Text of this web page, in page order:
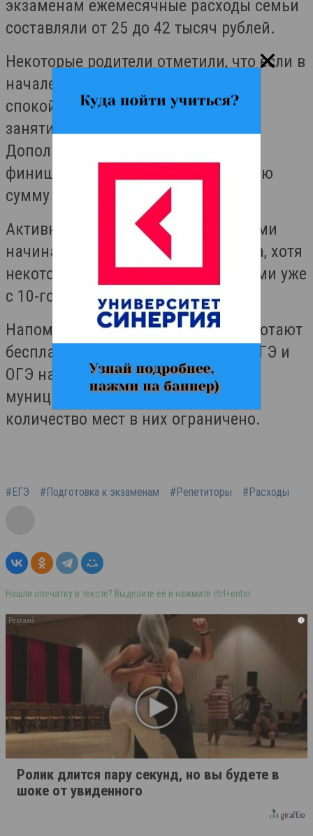
экзаменам ежемесячные расходы семьи
составляли от 25 до 42 тысяч рублей.
Некоторые родители отметили, что если в
начале учебного года темп был
спокойным, то к весне количество
занятий резко возросло.
Дополнительные интенсивы на
финишной прямой увеличили общую
сумму до 225–400 тысяч рублей.
Активная подготовка с репетиторами
начиналась в основном с 11 класса, хотя
некоторые пользовались их услугами уже
с 10-го.
Напомним, в республике также работают
бесплатные центры подготовки к ЕГЭ и
ОГЭ на базе школ Владикавказа и
муниципальных центров, однако
количество мест в них ограничено.
#ЕГЭ #Подготовка к экзаменам #Репетиторы #Расходы
Нашли опечатку в тексте? Выделите её и нажмите ctrl+enter
i
Ролик длится пару секунд, но вы будете в
шоке от увиденного